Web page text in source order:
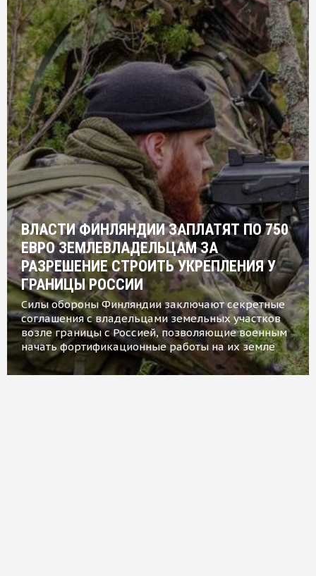
ВЛАСТИ ФИНЛЯНДИИ ЗАПЛАТЯТ ПО 750
ЕВРО ЗЕМЛЕВЛАДЕЛЬЦАМ ЗА
РАЗРЕШЕНИЕ СТРОИТЬ УКРЕПЛЕНИЯ У
ГРАНИЦЫ РОССИИ
Силы обороны Финляндии заключают секретные
соглашения с владельцами земельных участков
возле границы с Россией, позволяющие военным
начать фортификационные работы на их земле